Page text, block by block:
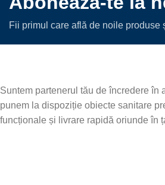
Fii primul care află de noile
Suntem partenerul tău de încredere în
punem la dispoziție obiecte sanitare
funcționale și livrare rapidă oriunde în